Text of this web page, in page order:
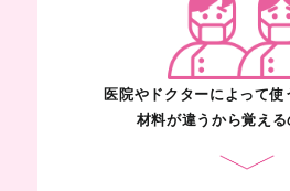
医院やドクターによって使
材料が違うから覚え